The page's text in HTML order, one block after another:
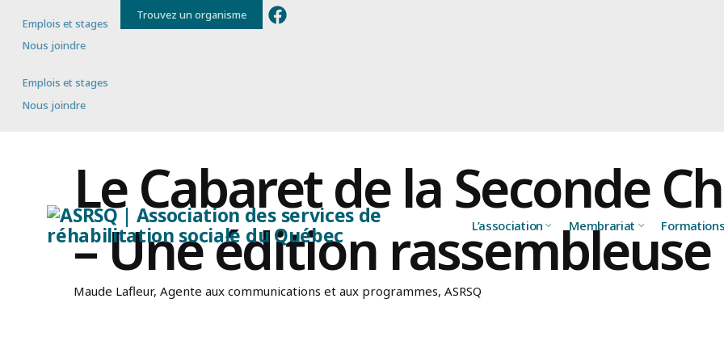
Emplois et stages
Nous joindre
Emplois et stages
Nous joindre
Trouvez un organisme
L’association Membrariat
Le Cabaret de la Seconde
– Une édition rassembleuse
Maude Lafleur, Agente aux communications et aux programmes, ASRSQ